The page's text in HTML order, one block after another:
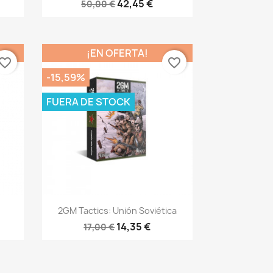
50,00 €42,45 €
Vista rápida
2GM Tactics: Unión Soviética
17,00 €14,35 €
¡EN OFERTA!
-15,59%
FUERA DE STOCK
favorite_border